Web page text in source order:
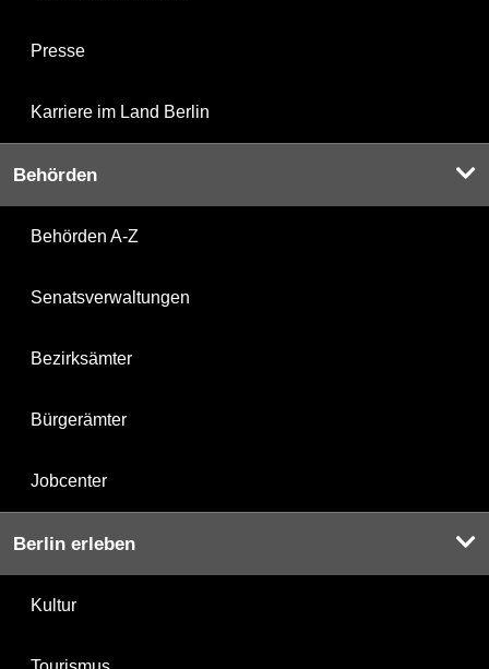
Presse
Karriere im Land Berlin
Behörden
Behörden A-Z
Senatsverwaltungen
Bezirksämter
Bürgerämter
Jobcenter
Berlin erleben
Kultur